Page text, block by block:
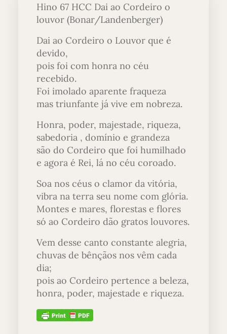
Hino 67 HCC Dai ao Cordeiro o
louvor (Bonar/Landenberger)
Dai ao Cordeiro o Louvor que é
devido,
pois foi com honra no céu
recebido.
Foi imolado aparente fraqueza
mas triunfante já vive em nobreza.
Honra, poder, majestade, riqueza,
sabedoria , domínio e grandeza
são do Cordeiro que foi humilhado
e agora é Rei, lá no céu coroado.
Soa nos céus o clamor da vitória,
vibra na terra seu nome com glória.
Montes e mares, florestas e flores
só ao Cordeiro dão gratos louvores.
Vem desse canto constante alegria,
chuvas de bênçãos nos vêm cada
dia;
pois ao Cordeiro pertence a beleza,
honra, poder, majestade e riqueza.